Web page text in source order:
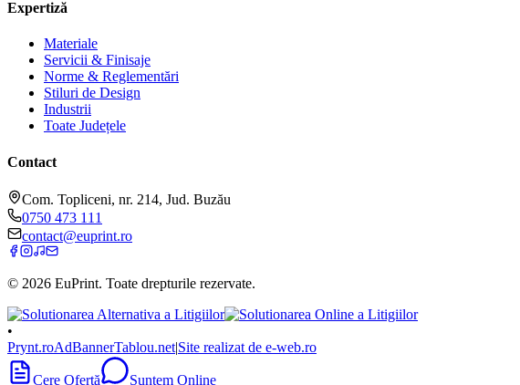
Expertiză
Materiale
Servicii & Finisaje
Norme & Reglementări
Stiluri de Design
Industrii
Toate Județele
Contact
Com. Topliceni, nr. 214, Jud. Buzău
0750 473 111
contact@euprint.ro
© 2026 EuPrint. Toate drepturile rezervate.
•
Prynt.roAdBannerTablou.net|Site realizat de e-web.ro
Cere Ofertă Suntem Online